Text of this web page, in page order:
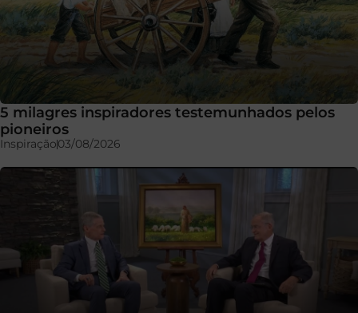
5 milagres inspiradores testemunhados pelos
pioneiros
Inspiração03/08/2026